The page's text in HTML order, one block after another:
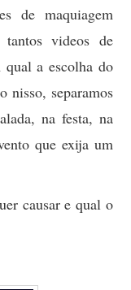
de maquiagem
videos de
qual a escolha do
nisso, separamos
na festa, na
que exija um
causar e qual o